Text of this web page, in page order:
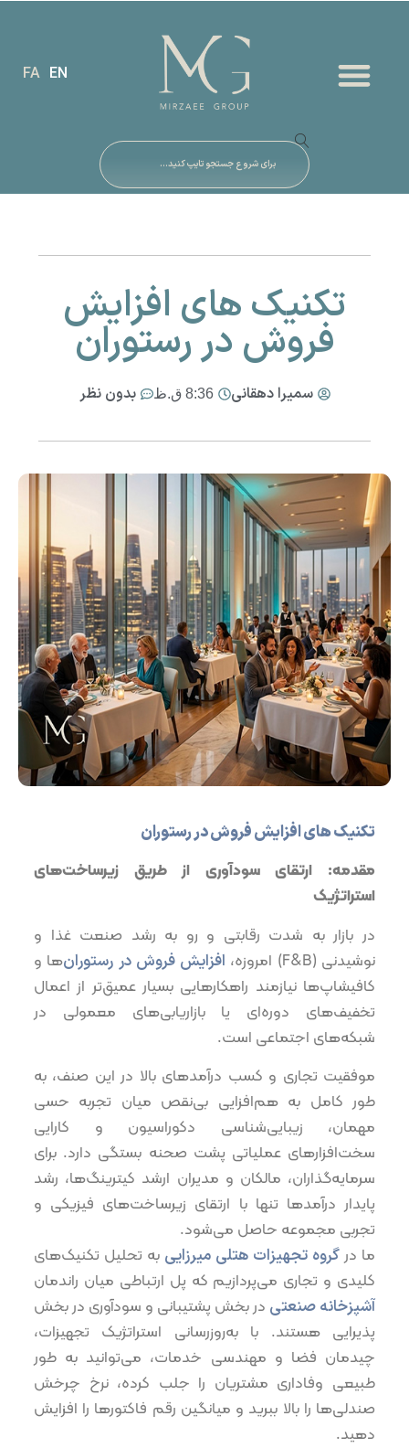
EN
FA
تکنیک های افزایش
فروش در رستوران
سمیرا دهقانی 8:36 ق.ظ بدون نظر
تکنیک های افزایش فروش در رستوران
مقدمه: ارتقای سودآوری از طریق زیرساخت‌های
استراتژیک
در بازار به شدت رقابتی و رو به رشد صنعت غذا و
نوشیدنی (F&B) امروزه،
افزایش فروش در رستوران‌ها و
کافیشاپ‌ها نیازمند راهکارهایی بسیار عمیق‌تر از اعمال
تخفیف‌های دوره‌ای یا بازاریابی‌های معمولی در
شبکه‌های اجتماعی است.
موفقیت تجاری و کسب درآمدهای بالا در این صنف، به
طور کامل به هم‌افزایی بی‌نقص میان تجربه حسی
مهمان، زیبایی‌شناسی دکوراسیون و کارایی
سخت‌افزارهای عملیاتی پشت صحنه بستگی دارد. برای
سرمایه‌گذاران، مالکان و مدیران ارشد کیترینگ‌ها، رشد
پایدار درآمدها تنها با ارتقای زیرساخت‌های فیزیکی و
تجربی مجموعه حاصل می‌شود.
ما درگروه تجهیزات هتلی میرزایی به تحلیل تکنیک‌های
کلیدی و تجاری می‌پردازیم که پل ارتباطی میان راندمان
آشپزخانه صنعتی در بخش پشتیبانی و سودآوری در بخش
پذیرایی هستند. با به‌روزرسانی استراتژیک تجهیزات،
چیدمان فضا و مهندسی خدمات، می‌توانید به طور
طبیعی وفاداری مشتریان را جلب کرده، نرخ چرخش
صندلی‌ها را بالا ببرید و میانگین رقم فاکتورها را افزایش
دهید.